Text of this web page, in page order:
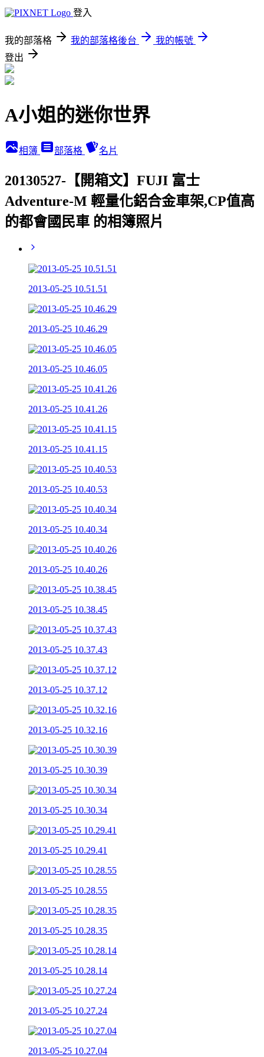
登入
我的部落格 我的部落格後台
我的帳號
登出
A小姐的迷你世界
相簿 部落格 名片
20130527-【開箱文】FUJI 富士
Adventure-M 輕量化鋁合金車架,CP值高
的都會國民車 的相簿照片
2013-05-25 10.51.51
2013-05-25 10.46.29
2013-05-25 10.46.05
2013-05-25 10.41.26
2013-05-25 10.41.15
2013-05-25 10.40.53
2013-05-25 10.40.34
2013-05-25 10.40.26
2013-05-25 10.38.45
2013-05-25 10.37.43
2013-05-25 10.37.12
2013-05-25 10.32.16
2013-05-25 10.30.39
2013-05-25 10.30.34
2013-05-25 10.29.41
2013-05-25 10.28.55
2013-05-25 10.28.35
2013-05-25 10.28.14
2013-05-25 10.27.24
2013-05-25 10.27.04